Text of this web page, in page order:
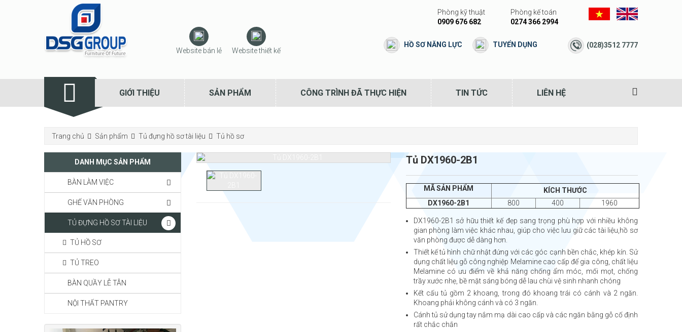
Phòng kỹ thuật
0909 676 682
Phòng kế toán
0274 366 2994
(028)3512 7777
HỒ SƠ NĂNG LỰC TUYỂN DỤNG
Website bán lẻ Website thiết kế
GIỚI THIỆU SẢN PHẨM CÔNG TRÌNH ĐÃ THỰC HIỆN TIN TỨC LIÊN HỆ
Trang chủ Sản phẩm Tủ đựng hồ sơ tài liệu Tủ hồ sơ
Tủ DX1960-2B1
MÃ SẢN PHẨM
KÍCH THƯỚC
DX1960-2B1
800 400 1960
DX1960-2B1 sở hữu thiết kế đẹp sang trọng phù hợp với nhiều không
gian phòng làm việc khác nhau, giúp cho việc lưu giữ các tài liệu,hồ sơ
văn phòng được dễ dàng hơn.
Thiết kế tủ hình chữ nhật đứng với các góc cạnh bền chắc, khép kín. Sử
dụng chất liệu gỗ công nghiệp Melamine cao cấp để gia công, chất liệu
Melamine có ưu điểm về khả năng chống ẩm móc, mối mọt, chống
trầy xước nhẹ, bề mặt sáng bóng dễ lau chùi vệ sinh nhanh chóng
Kết cấu tủ gồm 2 khoang, trong đó khoang trái có cánh và 2 ngăn.
Khoang phải không cánh và có 3 ngăn.
Cánh tủ sử dụng tay nắm mạ dài cao cấp và các ngăn bằng gỗ cố định
rất chắc chắn
DANH MỤC SẢN PHẨM
BÀN LÀM VIỆC
GHẾ VĂN PHÒNG
TỦ ĐỰNG HỒ SƠ TÀI LIỆU
TỦ HỒ SƠ
TỦ TREO
BÀN QUẦY LỄ TÂN
NỘI THẤT PANTRY